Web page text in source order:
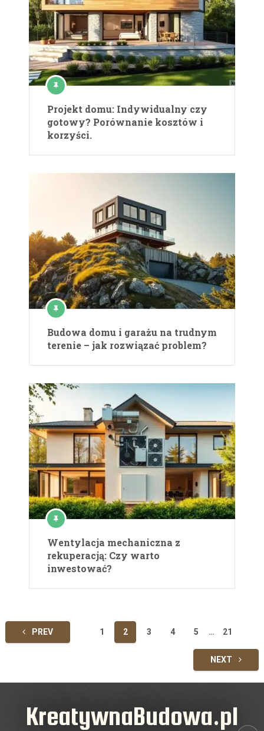
Projekt domu: Indywidualny czy
gotowy? Porównanie kosztów i
korzyści.
Budowa domu i garażu na trudnym
terenie – jak rozwiązać problem?
Wentylacja mechaniczna z
rekuperacją: Czy warto
inwestować?
Stronicowanie
wpisów
PREV 1 2 3 4 5 … 21
NEXT
KreatywnaBudowa.pl